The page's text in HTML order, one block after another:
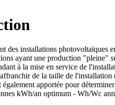
des installations photovoltaïques
ayant une production "pleine"
à la mise en service de
de la taille de
apportée pour
kWh/an optimum - Wh/Wc